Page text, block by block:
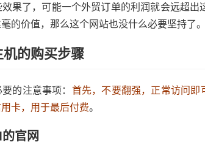
果了，可能一个外贸订单的利润就会远超
的价值，那么这个网站也没什么必要坚持了。
的购买步骤
的注意事项： 首先，不要翻强，正常访问
卡，用于最后付费。
官网